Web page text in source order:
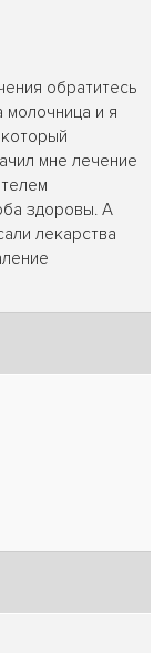
обратитесь
молочница и я
мне лечение
здоровы. А
лекарства